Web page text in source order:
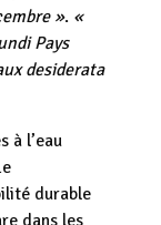
». «
Pays
desiderata
à l’eau
durable
dans les